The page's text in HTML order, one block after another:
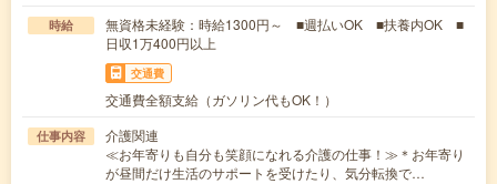
時給
無資格未経験：時給1300円～ ■週払いOK ■扶養内OK ■
日収1万400円以上
交通費
交通費全額支給（ガソリン代もOK！）
仕事内容
介護関連
≪お年寄りも自分も笑顔になれる介護の仕事！≫＊お年寄り
が昼間だけ生活のサポートを受けたり、気分転換で…